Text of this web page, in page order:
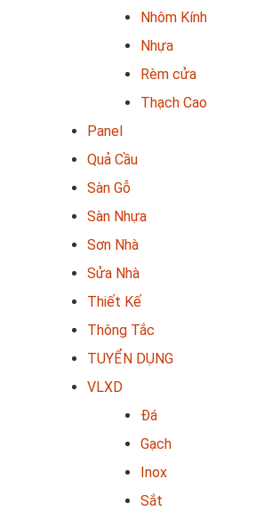
Nhôm Kính
Nhựa
Rèm cửa
Thạch Cao
Panel
Quả Cầu
Sàn Gỗ
Sàn Nhựa
Sơn Nhà
Sửa Nhà
Thiết Kế
Thông Tắc
TUYỂN DỤNG
VLXD
Đá
Gạch
Inox
Sắt